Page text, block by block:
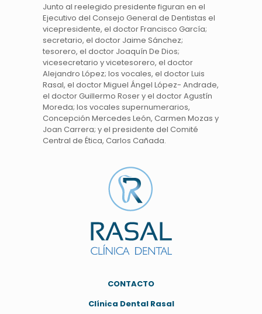
Junto al reelegido presidente figuran en el
Ejecutivo del Consejo General de Dentistas el
vicepresidente, el doctor Francisco García;
secretario, el doctor Jaime Sánchez;
tesorero, el doctor Joaquín De Dios;
vicesecretario y vicetesorero, el doctor
Alejandro López; los vocales, el doctor Luis
Rasal, el doctor Miguel Ángel López- Andrade,
el doctor Guillermo Roser y el doctor Agustín
Moreda; los vocales supernumerarios,
Concepción Mercedes León, Carmen Mozas y
Joan Carrera; y el presidente del Comité
Central de Ética, Carlos Cañada.
CONTACTO
Clínica Dental Rasal